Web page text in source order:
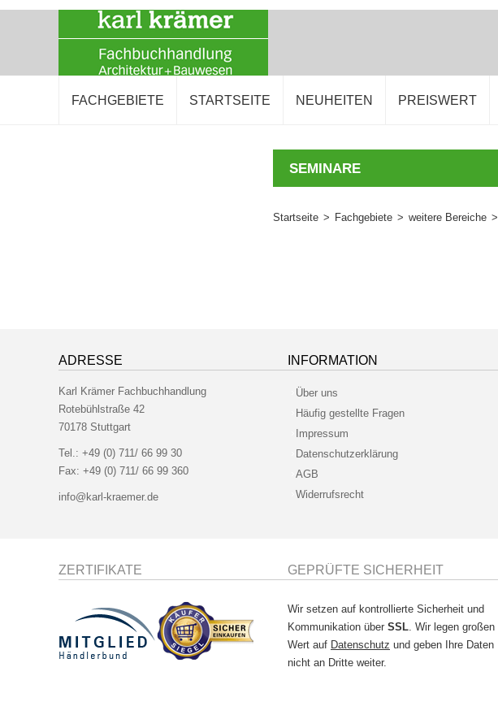
FACHGEBIETE STARTSEITE NEUHEITEN PREISWERT
SEMINARE
Startseite > Fachgebiete > weitere Bereiche >
ADRESSE
Karl Krämer Fachbuchhandlung
Rotebühlstraße 42
70178 Stuttgart
Tel.: +49 (0) 711/ 66 99 30
Fax: +49 (0) 711/ 66 99 360
info@karl-kraemer.de
INFORMATION
Über uns
Häufig gestellte Fragen
Impressum
Datenschutzerklärung
AGB
Widerrufsrecht
ZERTIFIKATE GEPRÜFTE SICHERHEIT
Wir setzen auf kontrollierte Sicherheit und
Kommunikation über SSL. Wir legen großen
Wert auf Datenschutz und geben Ihre Daten
nicht an Dritte weiter.